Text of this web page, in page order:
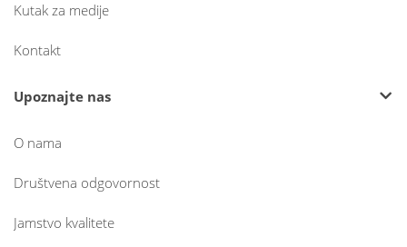
Kutak za medije
Kontakt
Upoznajte nas
O nama
Društvena odgovornost
Jamstvo kvalitete